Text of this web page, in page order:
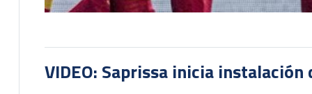
VIDEO: Saprissa inicia